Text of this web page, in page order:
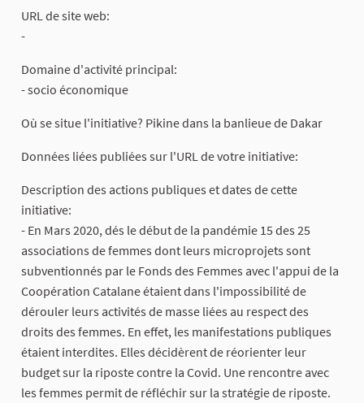
URL de site web:
-
Domaine d'activité principal:
- socio économique
Où se situe l'initiative? Pikine dans la banlieue de Dakar
Données liées publiées sur l'URL de votre initiative:
Description des actions publiques et dates de cette
initiative:
- En Mars 2020, dés le début de la pandémie 15 des 25
associations de femmes dont leurs microprojets sont
subventionnés par le Fonds des Femmes avec l'appui de la
Coopération Catalane étaient dans l'impossibilité de
dérouler leurs activités de masse liées au respect des
droits des femmes. En effet, les manifestations publiques
étaient interdites. Elles décidèrent de réorienter leur
budget sur la riposte contre la Covid. Une rencontre avec
les femmes permit de réfléchir sur la stratégie de riposte.